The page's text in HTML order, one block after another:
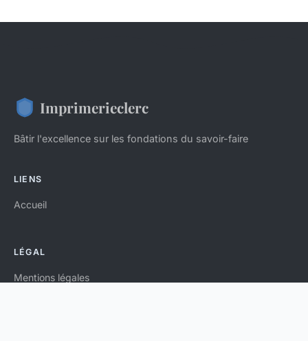
Imprimerieclerc
Bâtir l'excellence sur les fondations du savoir-faire
LIENS
Accueil
LÉGAL
Mentions légales